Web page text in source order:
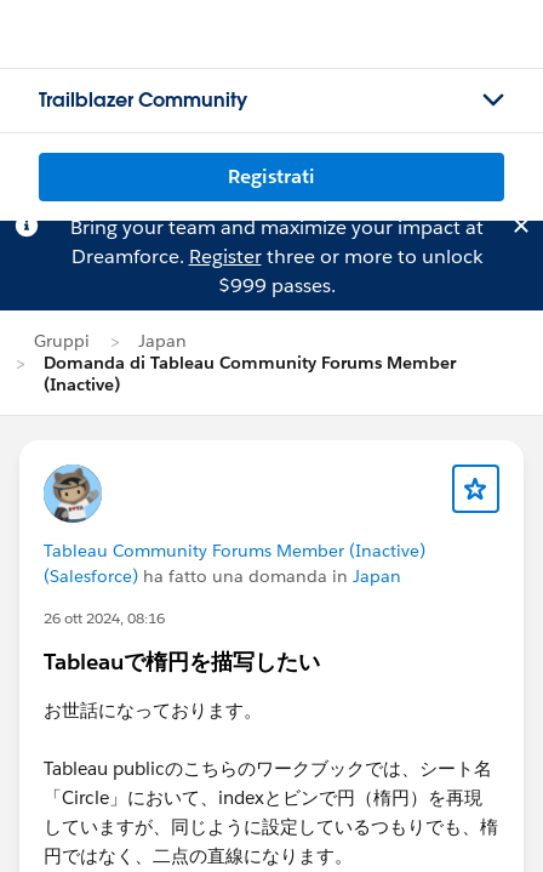
Trailblazer Community
Registrati
Bring your team and maximize your impact at
Dreamforce. Registerthree or more to unlock
$999 passes.
Gruppi
Japan
Domanda di Tableau Community Forums Member
(Inactive)
Tableau Community Forums Member (Inactive)
(Salesforce) ha fatto una domanda in Japan
26 ott 2024, 08:16
Tableauで楕円を描写したい
お世話になっております。
Tableau publicのこちらのワークブックでは、シート名
「Circle」において、indexとビンで円（楕円）を再現
していますが、同じように設定しているつもりでも、楕
円ではなく、二点の直線になります。